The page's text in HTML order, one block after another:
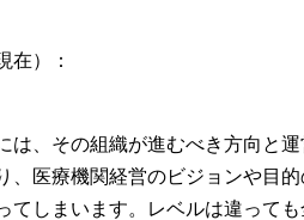
在）：
は、その組織が進むべき方向と
、医療機関経営のビジョンや目
てしまいます。レベルは違って